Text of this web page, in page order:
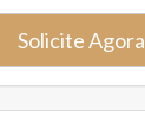
Solicite Agora